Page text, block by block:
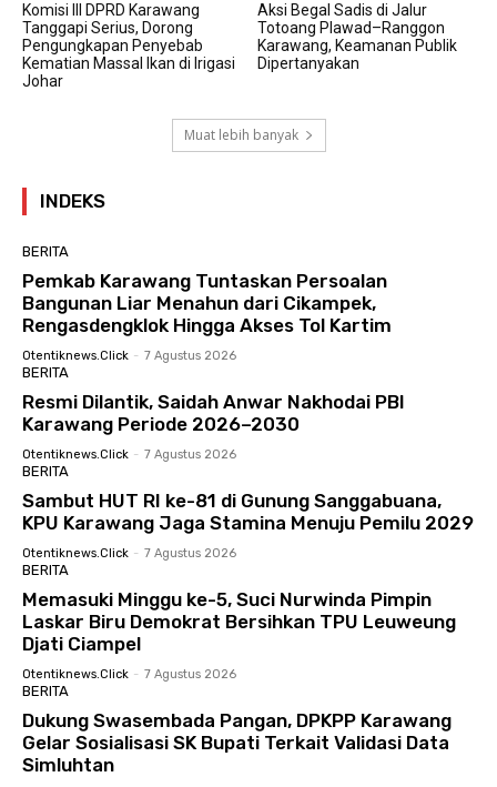
Komisi III DPRD Karawang
Tanggapi Serius, Dorong
Pengungkapan Penyebab
Kematian Massal Ikan di Irigasi
Johar
Aksi Begal Sadis di Jalur
Totoang Plawad–Ranggon
Karawang, Keamanan Publik
Dipertanyakan
Muat lebih banyak
INDEKS
BERITA
Pemkab Karawang Tuntaskan Persoalan
Bangunan Liar Menahun dari Cikampek,
Rengasdengklok Hingga Akses Tol Kartim
Otentiknews.click - 7 Agustus 2026
BERITA
Resmi Dilantik, Saidah Anwar Nakhodai PBI
Karawang Periode 2026–2030
Otentiknews.click - 7 Agustus 2026
BERITA
Sambut HUT RI ke-81 di Gunung Sanggabuana,
KPU Karawang Jaga Stamina Menuju Pemilu 2029
Otentiknews.click - 7 Agustus 2026
BERITA
Memasuki Minggu ke-5, Suci Nurwinda Pimpin
Laskar Biru Demokrat Bersihkan TPU Leuweung
Djati Ciampel
Otentiknews.click - 7 Agustus 2026
BERITA
Dukung Swasembada Pangan, DPKPP Karawang
Gelar Sosialisasi SK Bupati Terkait Validasi Data
Simluhtan